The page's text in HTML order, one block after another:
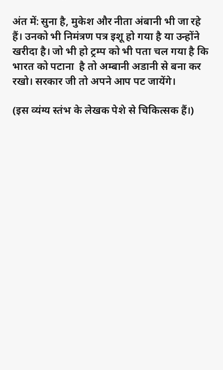
अंत में: सुना है, मुकेश और नीता अंबानी भी जा रहे
हैं। उनको भी निमंत्रण पत्र इशू हो गया है या उन्होंने
खरीदा है। जो भी हो ट्रम्प को भी पता चल गया है कि
भारत को पटाना है तो अम्बानी अडानी से बना कर
रखो। सरकार जी तो अपने आप पट जायेंगे।
(इस व्यंग्य स्तंभ के लेखक पेशे से चिकित्सक हैं।)